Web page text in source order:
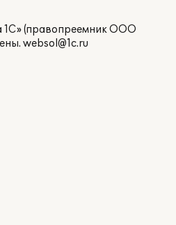
1С» (правопреемник ООО
websol@1c.ru